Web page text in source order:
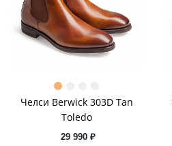
Челси Berwick 303D Tan
Toledo
29 990 ₽